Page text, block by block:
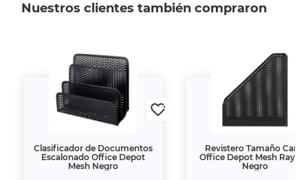
Nuestros clientes también compraron
Clasificador de Documentos
Escalonado Office Depot
Mesh Negro
Revistero Tamaño Carta
Office Depot Mesh
Negro